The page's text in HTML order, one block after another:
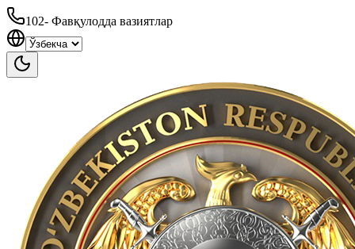
102- Фавқулодда вазиятлар